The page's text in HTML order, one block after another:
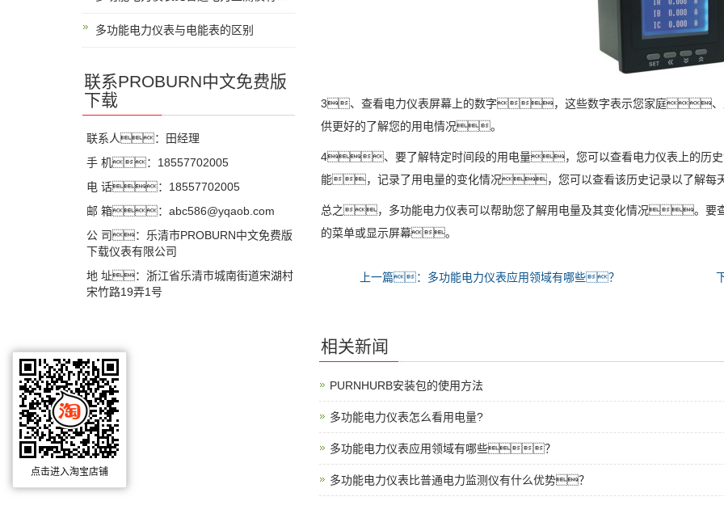
3、查看电力仪表屏幕上的数字，这些数字表示您家庭、
供更好的了解您的用电情况。
4、要了解特定时间段的用电量，您可以查看电力仪表上的历
能，记录了用电量的变化情况，您可以查看该历史记录以了解
总之，多功能电力仪表可以帮助您了解用电量及其变化情况。要
的菜单或显示屏幕。
上一篇：多功能电力仪表应用领域有哪些？
相关新闻
PURNHURB安装包的使用方法
多功能电力仪表怎么看用电量?
多功能电力仪表应用领域有哪些？
多功能电力仪表比普通电力监测仪有什么优势？
多功能电力仪表与电能表的区别
联系PROBURN中文免费版
下载
联系人：田经理
手 机：18557702005
电 话：18557702005
邮 箱：abc586@yqaob.com
公 司：乐清市PROBURN中文免费版
下载仪表有限公司
地 址：浙江省乐清市城南街道宋湖村
宋竹路19弄1号
点击进入淘宝店铺